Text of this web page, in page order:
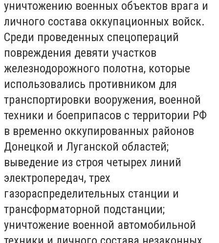
уничтожению военных объектов врага и
личного состава оккупационных войск.
Среди проведенных спецопераций
повреждения девяти участков
железнодорожного полотна, которые
использовались противником для
транспортировки вооружения, военной
техники и боеприпасов с территории РФ
в временно оккупированных районов
Донецкой и Луганской областей;
выведение из строя четырех линий
электропередач, трех
газораспределительных станции и
трансформаторной подстанции;
уничтожение военной автомобильной